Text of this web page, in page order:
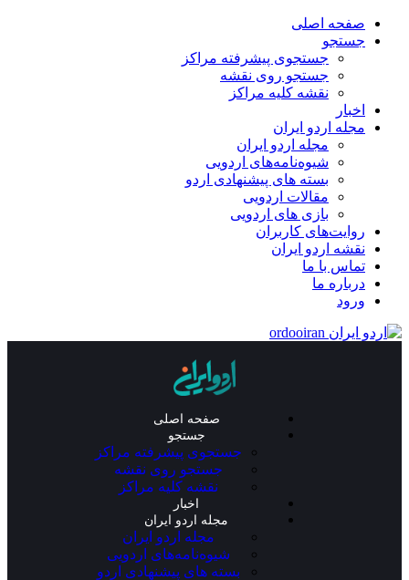
صفحه اصلی
جستجو
جستجوی پیشرفته مراکز
جستجو روی نقشه
نقشه کلیه مراکز
اخبار
مجله اردو ایران
مجله اردو ایران
شیوه‌نامه‌های اردویی
بسته های پیشنهادی اردو
مقالات اردویی
بازی های اردویی
روایت‌های کاربران
نقشه اردو ایران
تماس با ما
درباره ما
ورود
صفحه اصلی
جستجو
جستجوی پیشرفته مراکز
جستجو روی نقشه
نقشه کلیه مراکز
اخبار
مجله اردو ایران
مجله اردو ایران
شیوه‌نامه‌های اردویی
بسته های پیشنهادی اردو